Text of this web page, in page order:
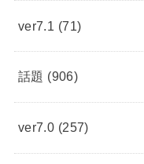
ver7.1 (71)
話題 (906)
ver7.0 (257)